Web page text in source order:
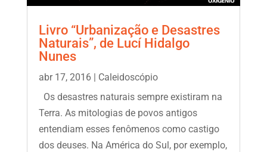
Livro “Urbanização e Desastres
Naturais”, de Lucí Hidalgo
Nunes
abr 17, 2016| Caleidoscópio
Os desastres naturais sempre existiram na
Terra. As mitologias de povos antigos
entendiam esses fenômenos como castigo
dos deuses. Na América do Sul, por exemplo,